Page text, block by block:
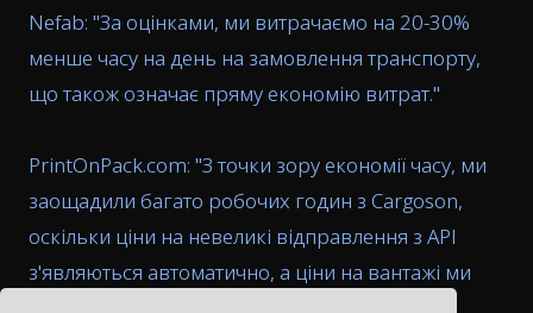
Nefab: "За оцінками, ми витрачаємо на 20-30%
менше часу на день на замовлення транспорту,
що також означає пряму економію витрат."
PrintOnPack.com: "З точки зору економії часу, ми
заощадили багато робочих годин з Cargoson,
оскільки ціни на невеликі відправлення з API
з'являються автоматично, а ціни на вантажі ми